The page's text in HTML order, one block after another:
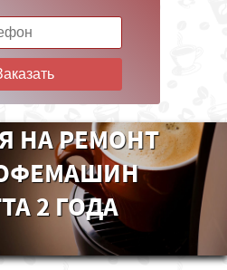
НА РЕМОНТ
2 ГОДА